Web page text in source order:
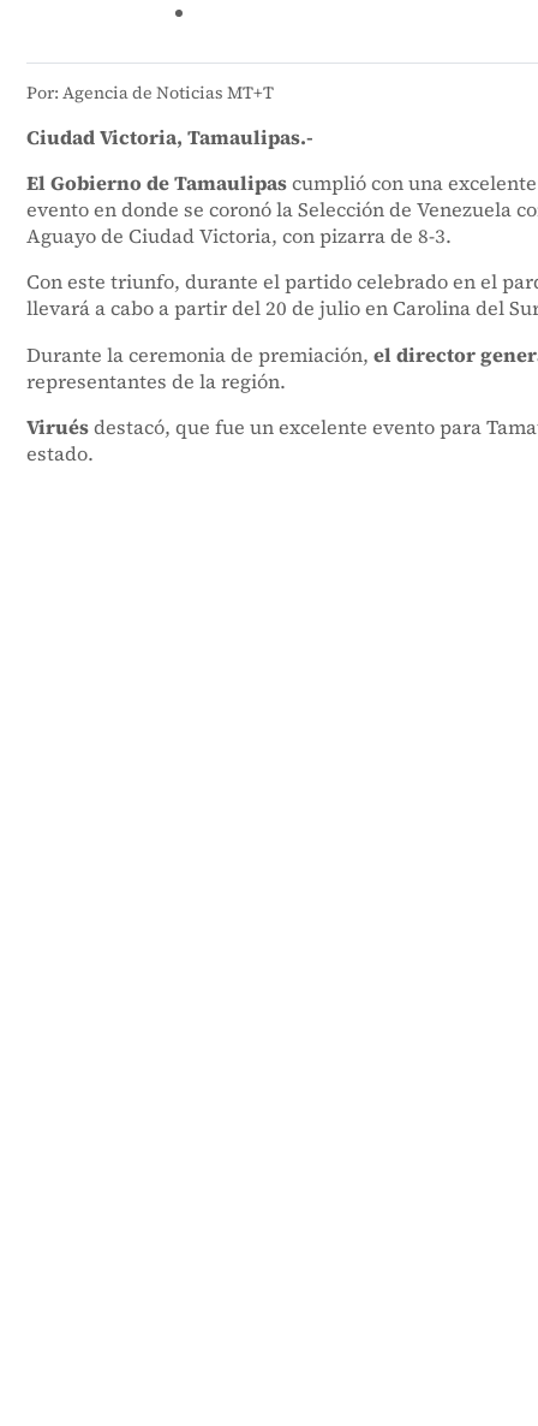
Por: Agencia de Noticias MT+T
Ciudad Victoria, Tamaulipas.-
El Gobierno de Tamaulipascumplió con una
evento en donde se coronó la Selección de Venezuela
Aguayo de Ciudad Victoria, con pizarra de 8-3.
Con este triunfo, durante el partido celebrado en el
llevará a cabo a partir del 20 de julio en Carolina del
Durante la ceremonia de premiación, el director
representantes de la región.
Viruésdestacó, que fue un excelente evento para
estado.